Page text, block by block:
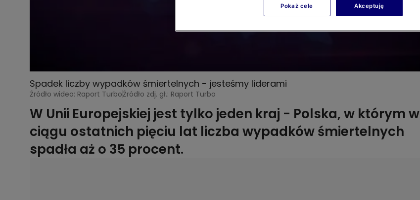
Spadek liczby wypadków śmiertelnych - jesteśmy liderami
Źródło wideo: Raport TurboŹródło zdj. gł.: Raport Turbo
W Unii Europejskiej jest tylko jeden kraj - Polska, w którym w
ciągu ostatnich pięciu lat liczba wypadków śmiertelnych
spadła aż o 35 procent.
Pokaż cele Akceptuję